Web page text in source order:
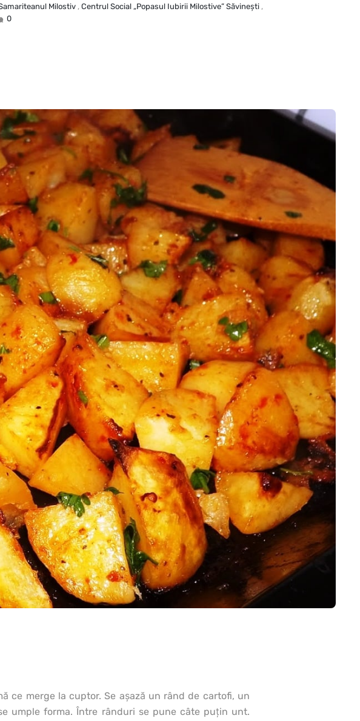
Milostiv , Centrul Social „Popasul Iubirii Milostive” Săvineşti ,
0
ce merge la cuptor. Se aşază un rând de cartofi, un
umple forma. Între rânduri se pune câte puţin unt.